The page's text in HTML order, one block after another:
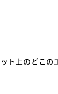
ト上のどこ